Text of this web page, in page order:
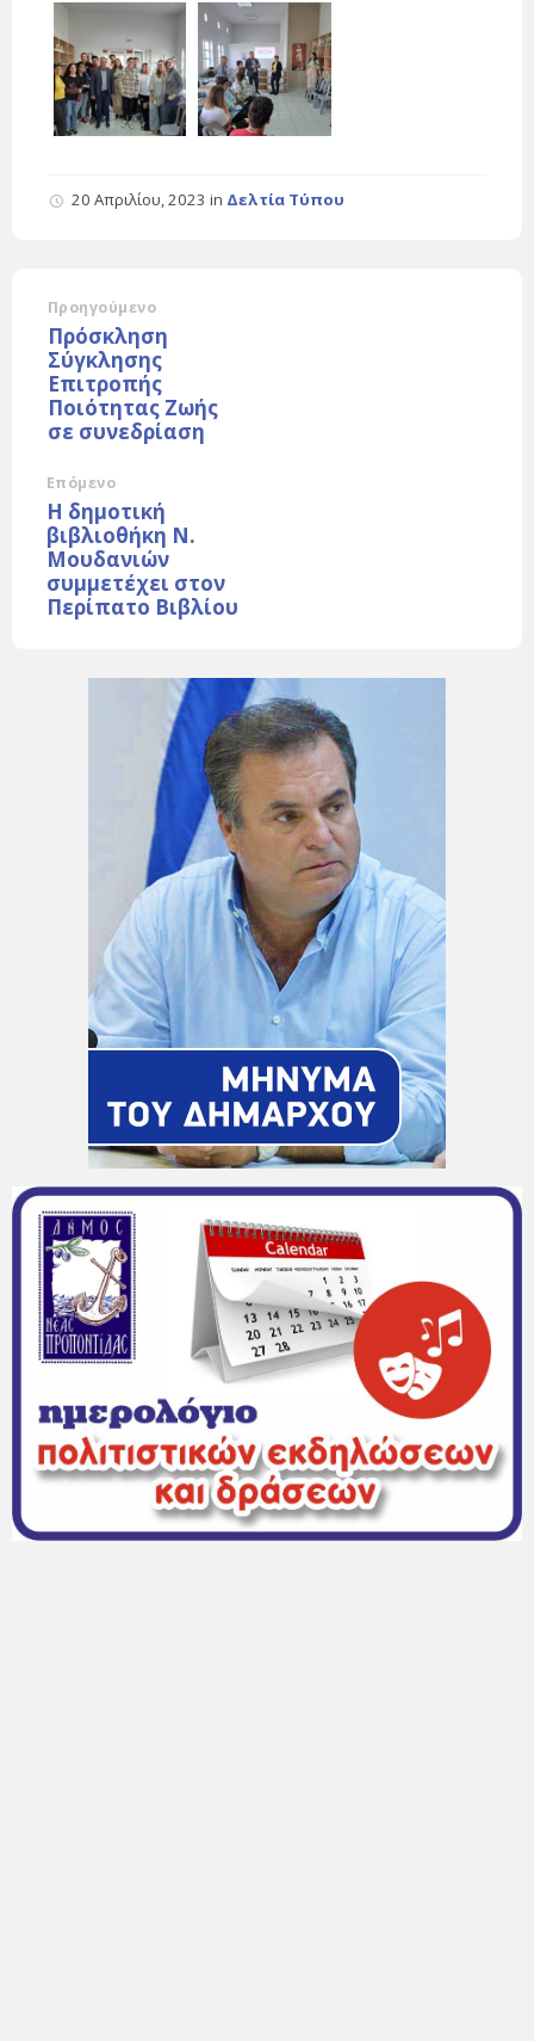
20 Απριλίου, 2023 in Δελτία Τύπου
Προηγούμενο
Πρόσκληση
Σύγκλησης
Επιτροπής
Ποιότητας Ζωής
σε συνεδρίαση
Επόμενο
Η δημοτική
βιβλιοθήκη Ν.
Μουδανιών
συμμετέχει στον
Περίπατο Βιβλίου